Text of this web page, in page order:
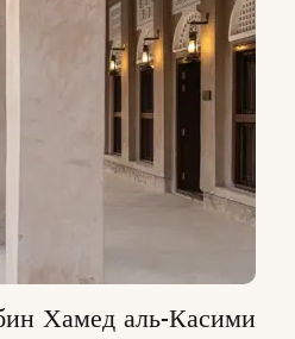
Хамед аль-Касими